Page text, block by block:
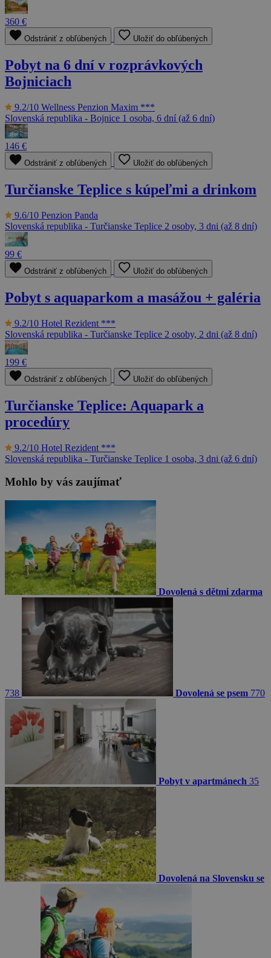
360 €
Odstrániť z obľúbených Uložiť do obľúbených
Pobyt na 6 dní v rozprávkových
Bojniciach
9.2/10 Wellness Penzion Maxim ***
Slovenská republika - Bojnice 1 osoba, 6 dní (až 6 dní)
146 €
Odstrániť z obľúbených Uložiť do obľúbených
Turčianske Teplice s kúpeľmi a drinkom
9.6/10 Penzion Panda
Slovenská republika - Turčianske Teplice 2 osoby, 3 dni (až 8 dní)
99 €
Odstrániť z obľúbených Uložiť do obľúbených
Pobyt s aquaparkom a masážou + galéria
9.2/10 Hotel Rezident ***
Slovenská republika - Turčianske Teplice 2 osoby, 2 dni (až 8 dní)
199 €
Odstrániť z obľúbených Uložiť do obľúbených
Turčianske Teplice: Aquapark a
procedúry
9.2/10 Hotel Rezident ***
Slovenská republika - Turčianske Teplice 1 osoba, 3 dni (až 6 dní)
Mohlo by vás zaujímať
Dovolená s dětmi zdarma
738 Dovolená se psem 770
Pobyt v apartmánech 35
Dovolená na Slovensku se